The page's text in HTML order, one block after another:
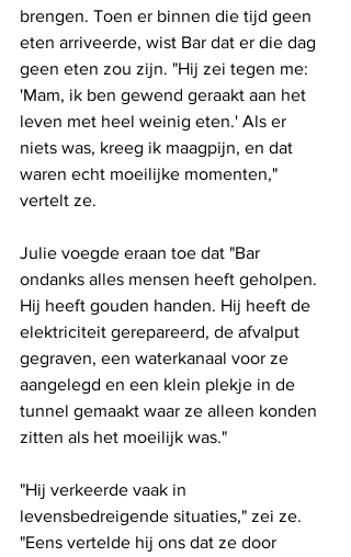
brengen. Toen er binnen die tijd geen
eten arriveerde, wist Bar dat er die dag
geen eten zou zijn. "Hij zei tegen me:
'Mam, ik ben gewend geraakt aan het
leven met heel weinig eten.' Als er
niets was, kreeg ik maagpijn, en dat
waren echt moeilijke momenten,"
vertelt ze.
Julie voegde eraan toe dat "Bar
ondanks alles mensen heeft geholpen.
Hij heeft gouden handen. Hij heeft de
elektriciteit gerepareerd, de afvalput
gegraven, een waterkanaal voor ze
aangelegd en een klein plekje in de
tunnel gemaakt waar ze alleen konden
zitten als het moeilijk was."
"Hij verkeerde vaak in
levensbedreigende situaties," zei ze.
"Eens vertelde hij ons dat ze door